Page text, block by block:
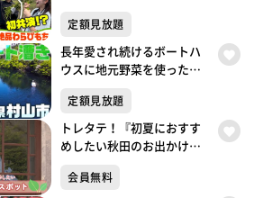
定額見放題
長年愛され続けるボートハ
ウスに地元野菜を使った極
定額見放題
トレタテ！『初夏におすす
めしたい秋田のお出かけス
会員無料